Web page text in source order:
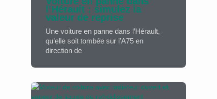
l’Hérault : simulez la
valeur de reprise
Une voiture en panne dans l’Hérault,
qu’elle soit tombée sur l’A75 en
direction de